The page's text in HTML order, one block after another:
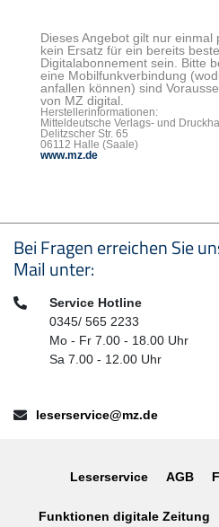
Dieses Angebot gilt nur
kein Ersatz für ein bereits
Digitalabonnement sein. Bitte
eine Mobilfunkverbindung
anfallen können) sind
von MZ digital.
Herstellerinformationen:
Mitteldeutsche Verlags- und
Delitzscher Str. 65
06112 Halle (Saale)
www.mz.de
Seitenfußbereich
Bei Fragen erreichen Sie
Mail unter:
Telefon:Service Hotline
0345/ 565 2233
Mo - Fr 7.00 - 18.00 Uhr
Sa 7.00 - 12.00 Uhr
E-Mail:leserservice@mz.de
Leserservice AGB
Funktionen digitale Zeitung